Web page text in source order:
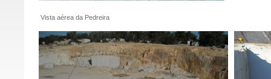
Vista aérea da Pedreira